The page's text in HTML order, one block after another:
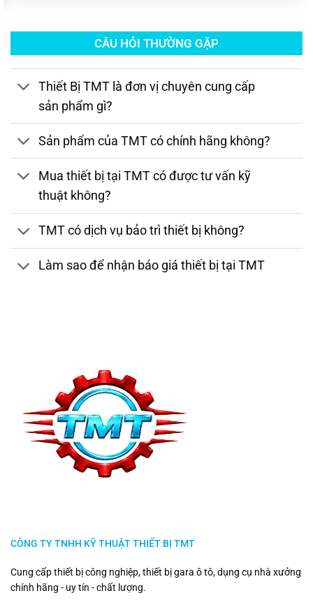
CÂU HỎI THƯỜNG GẶP
Thiết Bị TMT là đơn vị chuyên cung cấp
sản phẩm gì?
Sản phẩm của TMT có chính hãng không?
Mua thiết bị tại TMT có được tư vấn kỹ
thuật không?
TMT có dịch vụ bảo trì thiết bị không?
Làm sao để nhận báo giá thiết bị tại TMT
CÔNG TY TNHH KỸ THUẬT THIẾT BỊ TMT
Cung cấp thiết bị công nghiệp, thiết bị gara ô tô, dụng cụ nhà xưởng
chính hãng - uy tín - chất lượng.